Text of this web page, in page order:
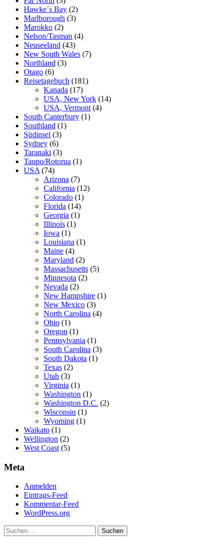
Hawke´s Bay (2)
Marlborough (3)
Marokko (2)
Nelson/Tasman (4)
Neuseeland (43)
New South Wales (7)
Northland (3)
Otago (6)
Reisetagebuch (181)
Kanada (17)
USA, New York (14)
USA, Vermont (4)
South Canterbury (1)
Southland (1)
Südinsel (3)
Sydney (6)
Taranaki (3)
Taupo/Rotorua (1)
USA (74)
Arizona (7)
California (12)
Colorado (1)
Florida (14)
Georgia (1)
Illinois (1)
Iowa (1)
Louisiana (1)
Maine (4)
Maryland (2)
Massachusetts (5)
Minnesota (2)
Nevada (2)
New Hampshire (1)
New Mexico (3)
North Carolina (4)
Ohio (1)
Oregon (1)
Pennsylvania (1)
South Carolina (3)
South Dakota (1)
Texas (2)
Utah (3)
Virginia (1)
Washington (1)
Washington D.C. (2)
Wisconsin (1)
Wyoming (1)
Waikato (1)
Wellington (2)
West Coast (5)
Meta
Anmelden
Eintrags-Feed
Kommentar-Feed
WordPress.org
Suchen